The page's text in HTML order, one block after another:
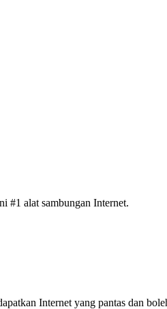
#1 alat sambungan Internet.
Internet yang pantas dan